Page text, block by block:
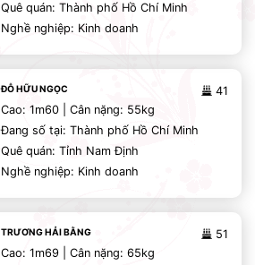
Quê quán: Thành phố Hồ Chí Minh
Nghề nghiệp: Kinh doanh
41
ĐỖ HỮU NGỌC
Cao: 1m60 | Cân nặng: 55kg
Đang số tại: Thành phố Hồ Chí Minh
Quê quán: Tỉnh Nam Định
Nghề nghiệp: Kinh doanh
51
TRƯƠNG HẢI BẰNG
Cao: 1m69 | Cân nặng: 65kg